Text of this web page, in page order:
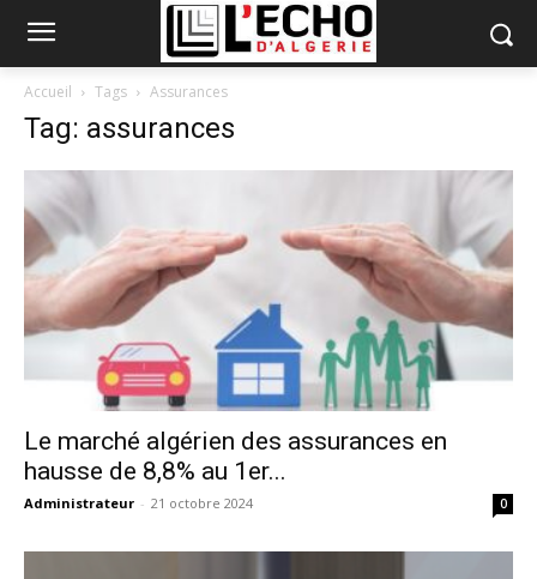
Accueil Tags Assurances
Tag: assurances
Le marché algérien des assurances en
hausse de 8,8% au 1er...
Administrateur - 21 octobre 2024 0